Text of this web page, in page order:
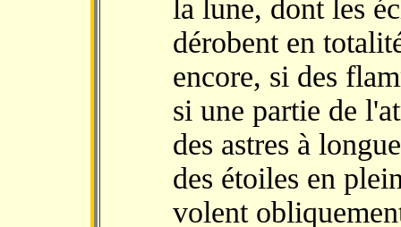
la lune, dont les
dérobent en
encore, si des
si une partie de
des astres à
des étoiles en
volent